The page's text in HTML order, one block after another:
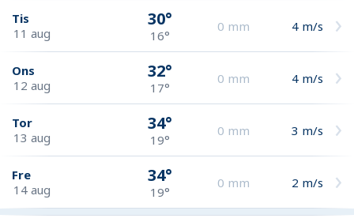
Tis
11 aug
30°
16°
0 mm 4 m/s
Ons
12 aug
32°
17°
0 mm 4 m/s
Tor
13 aug
34°
19°
0 mm 3 m/s
Fre
14 aug
34°
19°
0 mm 2 m/s